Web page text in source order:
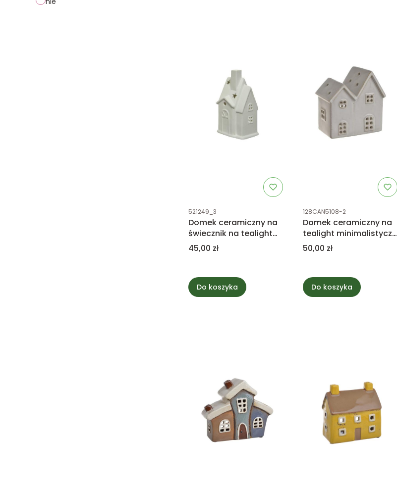
Kod produktu
521249_3
Domek ceramiczny na
świecznik na tealight
16cm
Cena
45,00 zł
Do koszyka
Kod produktu
128CAN5108-2
Domek ceramiczny na
tealight minimalistyczny
14cm
Cena
50,00 zł
Do koszyka